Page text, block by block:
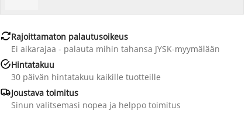
Rajoittamaton palautusoikeus
Ei aikarajaa - palauta mihin tahansa JYSK-myymälään
Hintatakuu
30 päivän hintatakuu kaikille tuotteille
Joustava toimitus
Sinun valitsemasi nopea ja helppo toimitus